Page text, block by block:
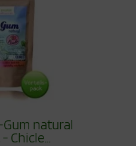
Gum natural
Chicle